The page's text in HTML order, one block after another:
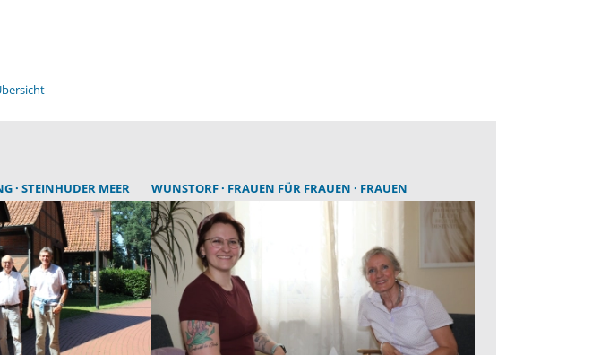
STEINHUDER MEER WUNSTORF FRAUEN FÜR FRAUEN FRAUEN